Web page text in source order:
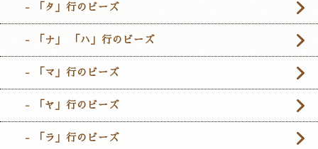
- 「タ」行のビーズ
- 「ナ」 「ハ」行のビーズ
- 「マ」行のビーズ
- 「ヤ」行のビーズ
- 「ラ」行のビーズ